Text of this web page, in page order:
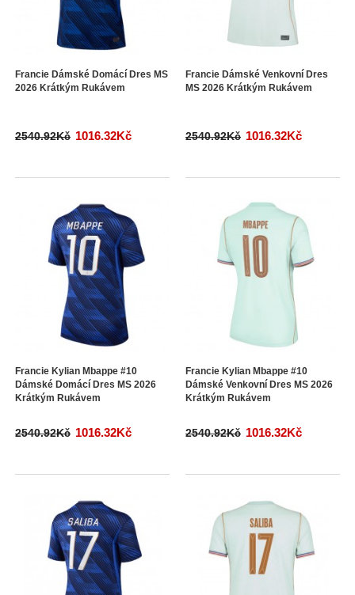
Francie Dámské Domácí Dres MS
2026 Krátkým Rukávem
2540.92Kč 1016.32Kč
Francie Dámské Venkovní Dres
MS 2026 Krátkým Rukávem
2540.92Kč 1016.32Kč
Francie Kylian Mbappe #10
Dámské Domácí Dres MS 2026
Krátkým Rukávem
2540.92Kč 1016.32Kč
Francie Kylian Mbappe #10
Dámské Venkovní Dres MS 2026
Krátkým Rukávem
2540.92Kč 1016.32Kč